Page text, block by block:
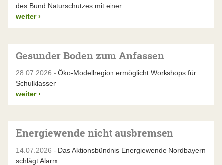
des Bund Naturschutzes mit einer…
weiter ›
Gesunder Boden zum Anfassen
28.07.2026 - Öko-Modellregion ermöglicht Workshops für
Schulklassen
weiter ›
Energiewende nicht ausbremsen
14.07.2026 - Das Aktionsbündnis Energiewende Nordbayern
schlägt Alarm